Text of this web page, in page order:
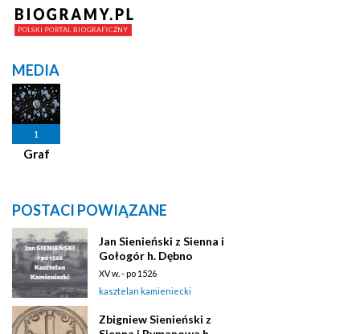
MEDIA
1
Graf
POSTACI POWIĄZANE
Jan Sienieński z Sienna i
Gołogór h. Dębno
XV w. - po 1526
kasztelan kamieniecki
Zbigniew Sienieński z